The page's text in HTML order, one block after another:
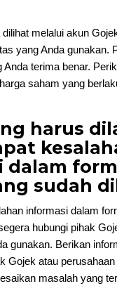
melalui akun
yang Anda gunakan.
terima benar.
saham yang
harus
dalam
sudah
informasi dalam
hubungi pihak
gunakan. Berikan
Gojek atau
masalah yang